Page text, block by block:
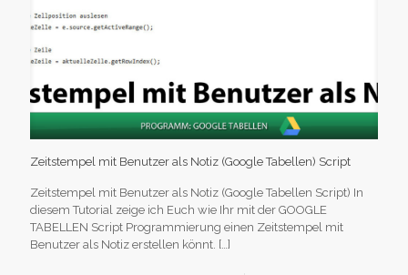
Zeitstempel mit Benutzer als Notiz (Google Tabellen) Script
Zeitstempel mit Benutzer als Notiz (Google Tabellen Script) In
diesem Tutorial zeige ich Euch wie Ihr mit der GOOGLE
TABELLEN Script Programmierung einen Zeitstempel mit
Benutzer als Notiz erstellen könnt. […]